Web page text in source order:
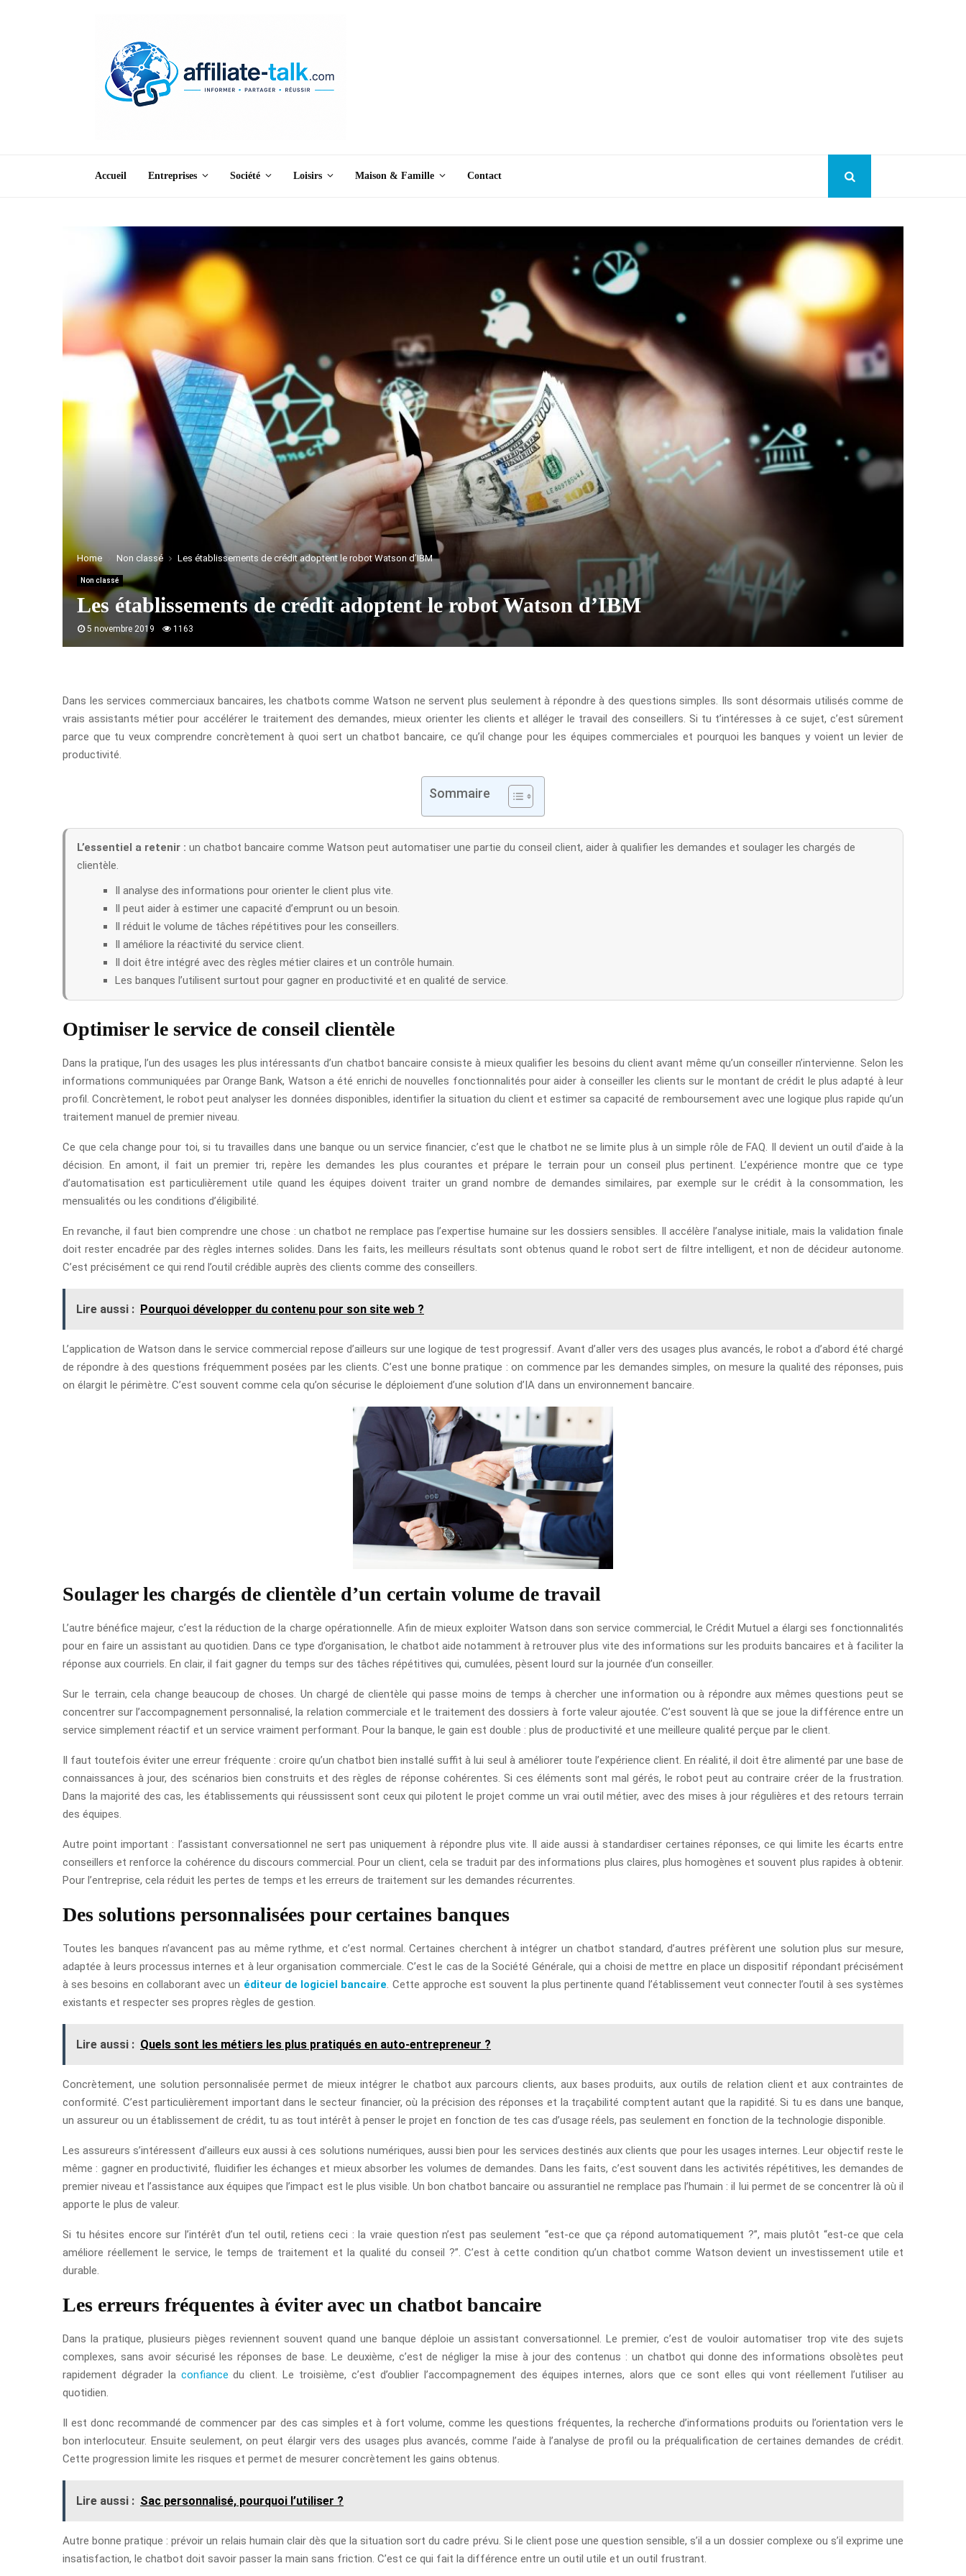
Accueil Entreprises Société Loisirs Maison & Famille Contact
Home Non classé Les établissements de crédit adoptent le robot Watson d’IBM
Non classé
Les établissements de crédit adoptent le robot Watson d’IBM
5 novembre 2019 1163
Dans les services commerciaux bancaires, les chatbots comme Watson ne servent plus seulement à répondre à des questions simples. Ils sont désormais utilisés comme de
vrais assistants métier pour accélérer le traitement des demandes, mieux orienter les clients et alléger le travail des conseillers. Si tu t’intéresses à ce sujet, c’est sûrement
parce que tu veux comprendre concrètement à quoi sert un chatbot bancaire, ce qu’il change pour les équipes commerciales et pourquoi les banques y voient un levier de
productivité.
Sommaire
L’essentiel a retenir : un chatbot bancaire comme Watson peut automatiser une partie du conseil client, aider à qualifier les demandes et soulager les chargés de
clientèle.
Il analyse des informations pour orienter le client plus vite.
Il peut aider à estimer une capacité d’emprunt ou un besoin.
Il réduit le volume de tâches répétitives pour les conseillers.
Il améliore la réactivité du service client.
Il doit être intégré avec des règles métier claires et un contrôle humain.
Les banques l’utilisent surtout pour gagner en productivité et en qualité de service.
Optimiser le service de conseil clientèle
Dans la pratique, l’un des usages les plus intéressants d’un chatbot bancaire consiste à mieux qualifier les besoins du client avant même qu’un conseiller n’intervienne. Selon les
informations communiquées par Orange Bank, Watson a été enrichi de nouvelles fonctionnalités pour aider à conseiller les clients sur le montant de crédit le plus adapté à leur
profil. Concrètement, le robot peut analyser les données disponibles, identifier la situation du client et estimer sa capacité de remboursement avec une logique plus rapide qu’un
traitement manuel de premier niveau.
Ce que cela change pour toi, si tu travailles dans une banque ou un service financier, c’est que le chatbot ne se limite plus à un simple rôle de FAQ. Il devient un outil d’aide à la
décision. En amont, il fait un premier tri, repère les demandes les plus courantes et prépare le terrain pour un conseil plus pertinent. L’expérience montre que ce type
d’automatisation est particulièrement utile quand les équipes doivent traiter un grand nombre de demandes similaires, par exemple sur le crédit à la consommation, les
mensualités ou les conditions d’éligibilité.
En revanche, il faut bien comprendre une chose : un chatbot ne remplace pas l’expertise humaine sur les dossiers sensibles. Il accélère l’analyse initiale, mais la validation finale
doit rester encadrée par des règles internes solides. Dans les faits, les meilleurs résultats sont obtenus quand le robot sert de filtre intelligent, et non de décideur autonome.
C’est précisément ce qui rend l’outil crédible auprès des clients comme des conseillers.
Lire aussi : Pourquoi développer du contenu pour son site web ?
L’application de Watson dans le service commercial repose d’ailleurs sur une logique de test progressif. Avant d’aller vers des usages plus avancés, le robot a d’abord été chargé
de répondre à des questions fréquemment posées par les clients. C’est une bonne pratique : on commence par les demandes simples, on mesure la qualité des réponses, puis
on élargit le périmètre. C’est souvent comme cela qu’on sécurise le déploiement d’une solution d’IA dans un environnement bancaire.
Soulager les chargés de clientèle d’un certain volume de travail
L’autre bénéfice majeur, c’est la réduction de la charge opérationnelle. Afin de mieux exploiter Watson dans son service commercial, le Crédit Mutuel a élargi ses fonctionnalités
pour en faire un assistant au quotidien. Dans ce type d’organisation, le chatbot aide notamment à retrouver plus vite des informations sur les produits bancaires et à faciliter la
réponse aux courriels. En clair, il fait gagner du temps sur des tâches répétitives qui, cumulées, pèsent lourd sur la journée d’un conseiller.
Sur le terrain, cela change beaucoup de choses. Un chargé de clientèle qui passe moins de temps à chercher une information ou à répondre aux mêmes questions peut se
concentrer sur l’accompagnement personnalisé, la relation commerciale et le traitement des dossiers à forte valeur ajoutée. C’est souvent là que se joue la différence entre un
service simplement réactif et un service vraiment performant. Pour la banque, le gain est double : plus de productivité et une meilleure qualité perçue par le client.
Il faut toutefois éviter une erreur fréquente : croire qu’un chatbot bien installé suffit à lui seul à améliorer toute l’expérience client. En réalité, il doit être alimenté par une base de
connaissances à jour, des scénarios bien construits et des règles de réponse cohérentes. Si ces éléments sont mal gérés, le robot peut au contraire créer de la frustration.
Dans la majorité des cas, les établissements qui réussissent sont ceux qui pilotent le projet comme un vrai outil métier, avec des mises à jour régulières et des retours terrain
des équipes.
Autre point important : l’assistant conversationnel ne sert pas uniquement à répondre plus vite. Il aide aussi à standardiser certaines réponses, ce qui limite les écarts entre
conseillers et renforce la cohérence du discours commercial. Pour un client, cela se traduit par des informations plus claires, plus homogènes et souvent plus rapides à obtenir.
Pour l’entreprise, cela réduit les pertes de temps et les erreurs de traitement sur les demandes récurrentes.
Des solutions personnalisées pour certaines banques
Toutes les banques n’avancent pas au même rythme, et c’est normal. Certaines cherchent à intégrer un chatbot standard, d’autres préfèrent une solution plus sur mesure,
adaptée à leurs processus internes et à leur organisation commerciale. C’est le cas de la Société Générale, qui a choisi de mettre en place un dispositif répondant précisément
à ses besoins en collaborant avec un éditeur de logiciel bancaire. Cette approche est souvent la plus pertinente quand l’établissement veut connecter l’outil à ses systèmes
existants et respecter ses propres règles de gestion.
Lire aussi : Quels sont les métiers les plus pratiqués en auto-entrepreneur ?
Concrètement, une solution personnalisée permet de mieux intégrer le chatbot aux parcours clients, aux bases produits, aux outils de relation client et aux contraintes de
conformité. C’est particulièrement important dans le secteur financier, où la précision des réponses et la traçabilité comptent autant que la rapidité. Si tu es dans une banque,
un assureur ou un établissement de crédit, tu as tout intérêt à penser le projet en fonction de tes cas d’usage réels, pas seulement en fonction de la technologie disponible.
Les assureurs s’intéressent d’ailleurs eux aussi à ces solutions numériques, aussi bien pour les services destinés aux clients que pour les usages internes. Leur objectif reste le
même : gagner en productivité, fluidifier les échanges et mieux absorber les volumes de demandes. Dans les faits, c’est souvent dans les activités répétitives, les demandes de
premier niveau et l’assistance aux équipes que l’impact est le plus visible. Un bon chatbot bancaire ou assurantiel ne remplace pas l’humain : il lui permet de se concentrer là où il
apporte le plus de valeur.
Si tu hésites encore sur l’intérêt d’un tel outil, retiens ceci : la vraie question n’est pas seulement “est-ce que ça répond automatiquement ?”, mais plutôt “est-ce que cela
améliore réellement le service, le temps de traitement et la qualité du conseil ?”. C’est à cette condition qu’un chatbot comme Watson devient un investissement utile et
durable.
Les erreurs fréquentes à éviter avec un chatbot bancaire
Dans la pratique, plusieurs pièges reviennent souvent quand une banque déploie un assistant conversationnel. Le premier, c’est de vouloir automatiser trop vite des sujets
complexes, sans avoir sécurisé les réponses de base. Le deuxième, c’est de négliger la mise à jour des contenus : un chatbot qui donne des informations obsolètes peut
rapidement dégrader la confiance du client. Le troisième, c’est d’oublier l’accompagnement des équipes internes, alors que ce sont elles qui vont réellement l’utiliser au
quotidien.
Il est donc recommandé de commencer par des cas simples et à fort volume, comme les questions fréquentes, la recherche d’informations produits ou l’orientation vers le
bon interlocuteur. Ensuite seulement, on peut élargir vers des usages plus avancés, comme l’aide à l’analyse de profil ou la préqualification de certaines demandes de crédit.
Cette progression limite les risques et permet de mesurer concrètement les gains obtenus.
Lire aussi : Sac personnalisé, pourquoi l’utiliser ?
Autre bonne pratique : prévoir un relais humain clair dès que la situation sort du cadre prévu. Si le client pose une question sensible, s’il a un dossier complexe ou s’il exprime une
insatisfaction, le chatbot doit savoir passer la main sans friction. C’est ce qui fait la différence entre un outil utile et un outil frustrant.